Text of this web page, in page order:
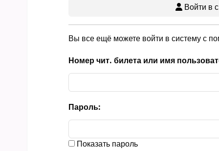
Войти в
Вы все ещё можете войти в систему с
Номер чит. билета или имя
Пароль:
Показать пароль